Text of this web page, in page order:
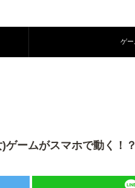
ゲー
)ゲームがスマホで動く！